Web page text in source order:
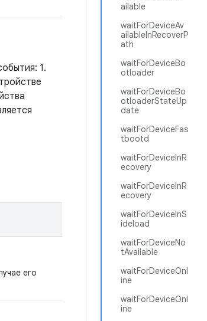
ailable
waitForDeviceAv
ailableInRecoverP
ath
waitForDeviceBo
otloader
waitForDeviceBo
otloaderStateUp
date
waitForDeviceFas
tbootd
waitForDeviceInR
ecovery
waitForDeviceInR
ecovery
waitForDeviceInS
ideload
waitForDeviceNo
tAvailable
waitForDeviceOnl
ine
waitForDeviceOnl
ine
1.
его